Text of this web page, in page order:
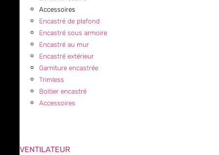
Accessoires
Encastré de plafond
Encastré sous armoire
Encastré au mur
Encastré extérieur
Garniture encastrée
Trimless
Boitier encastré
Accessoires
VENTILATEUR